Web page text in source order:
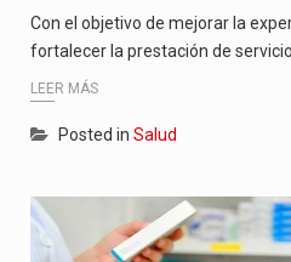
Con el objetivo de mejorar la
fortalecer la prestación de
LEER MÁS
Posted in Salud